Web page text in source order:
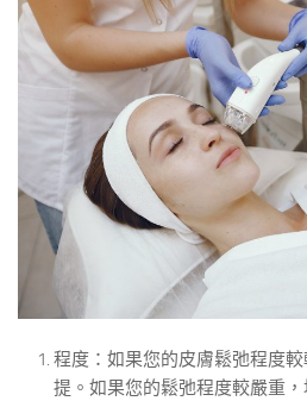
程度：如果您的皮膚鬆弛程度
提。如果您的鬆弛程度較嚴重